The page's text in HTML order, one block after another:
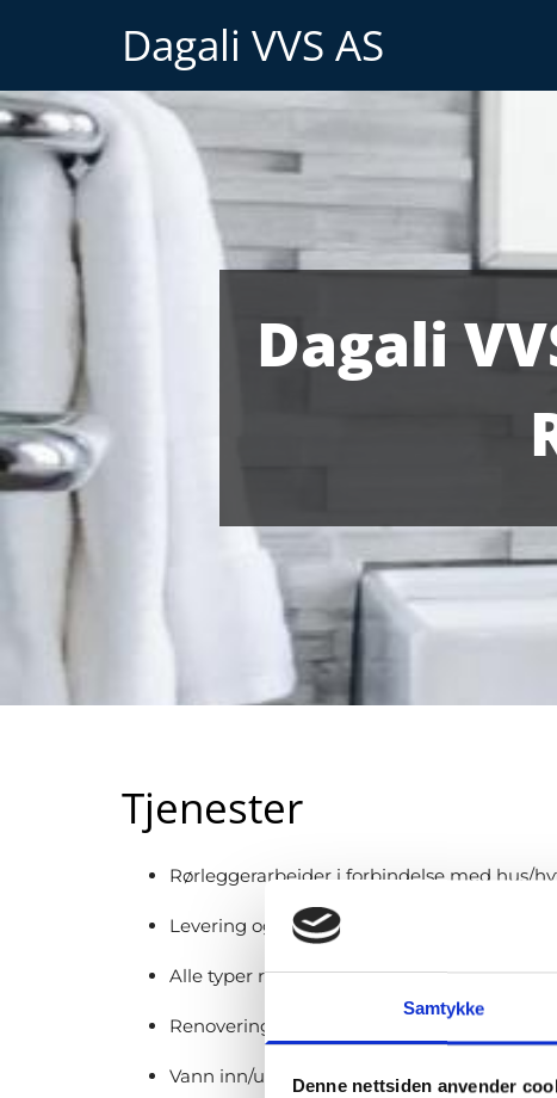
Samtykke
Denne nettsiden anvender
Dagali VVS AS
Dagali
Tjenester
Rørleggerarbeider i forbindelse med hus/
Levering og utsyrsmontering samt
Alle typer rørlegger tjenester
Renovering av bad
Vann inn/ut-innfiltrasjonanlegg